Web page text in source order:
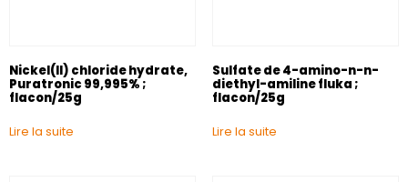
Nickel(II) chloride hydrate,
Puratronic 99,995% ;
flacon/25g
Lire la suite
Sulfate de 4-amino-n-n-
diethyl-amiline fluka ;
flacon/25g
Lire la suite